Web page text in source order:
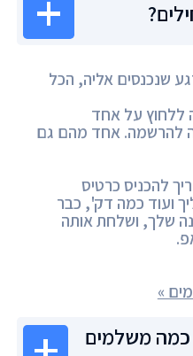
שנכנסים אליה, הכל
ללחוץ על אחד
להרשמה. אחד מהם גם
להכניס כרטיס
ועוד כמה דק', כבר
שלך, ושלחת אותה
»
כמה משלמים